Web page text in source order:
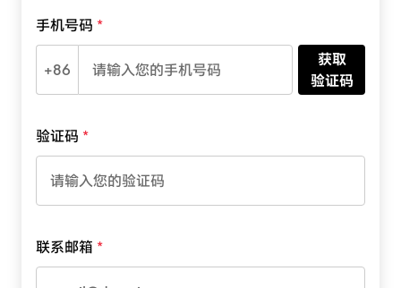
手机号码
+86
获取
验证码
验证码
联系邮箱